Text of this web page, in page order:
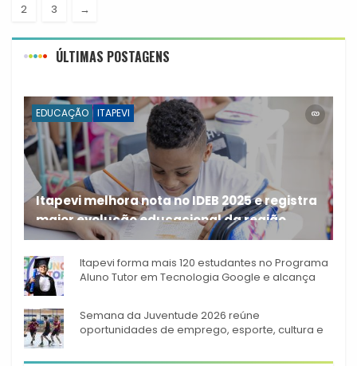
2 3 →
ÚLTIMAS POSTAGENS
EDUCAÇÃO ITAPEVI
Itapevi melhora nota no IDEB 2025 e registra
maior evolução educacional da região
A rede municipal de ensino
Itapevi forma mais 120 estudantes no Programa
Aluno Tutor em Tecnologia Google e alcança
Semana da Juventude 2026 reúne
oportunidades de emprego, esporte, cultura e